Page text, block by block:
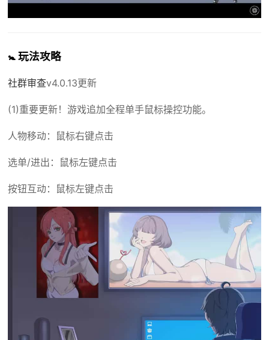
🚼 玩法攻略
社群审查v4.0.13更新
(1)重要更新！游戏追加全程单手鼠标操控功能。
人物移动：鼠标右键点击
选单/进出：鼠标左键点击
按钮互动：鼠标左键点击